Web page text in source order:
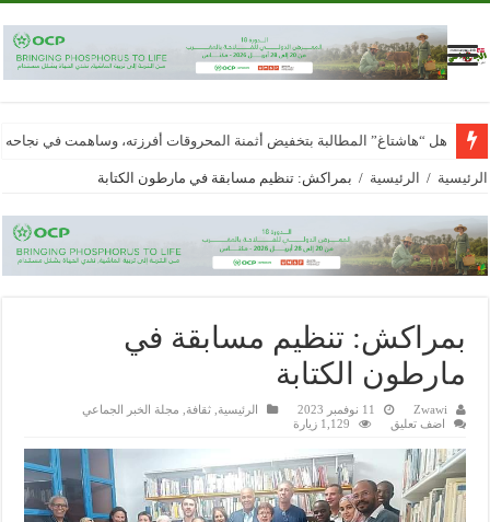
هل “هاشتاغ” المطالبة بتخفيض أثمنة المحروقات أفرزته، وساهمت في
الرئيسية / الرئيسية / بمراكش: تنظيم مسابقة في مارطون الكتابة
بمراكش: تنظيم مسابقة في
مارطون الكتابة
Zwawi 11 نوفمبر 2023 الرئيسية ,ثقافة
مجلة الخبر الجماعي
اضف تعليق
1,129 زيارة